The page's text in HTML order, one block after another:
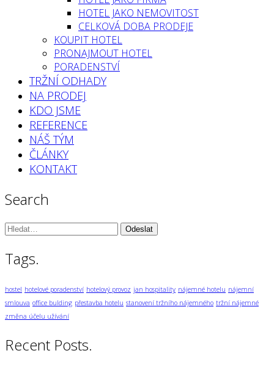
HOTEL JAKO NEMOVITOST
CELKOVÁ DOBA PRODEJE
KOUPIT HOTEL
PRONAJMOUT HOTEL
PORADENSTVÍ
TRŽNÍ ODHADY
NA PRODEJ
KDO JSME
REFERENCE
NÁŠ TÝM
ČLÁNKY
KONTAKT
Search
Vyhledávání:
Tags.
hostel hotelové poradenství hotelový provoz jan hospitality nájemné hotelu nájemní
smlouva office bulding přestavba hotelu stanovení tržního nájemného tržní nájemné
změna účelu užívání
Recent Posts.